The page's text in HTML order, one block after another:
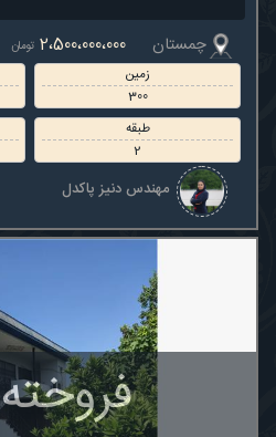
چمستان 2،500،000،000 تومان
زمین
300
طبقه
2
مهندس دنیز پاکدل